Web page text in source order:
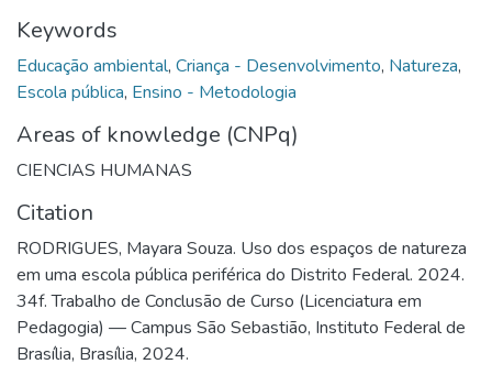
Keywords
Educação ambiental, Criança - Desenvolvimento, Natureza,
Escola pública, Ensino - Metodologia
Areas of knowledge (CNPq)
CIENCIAS HUMANAS
Citation
RODRIGUES, Mayara Souza. Uso dos espaços de natureza
em uma escola pública periférica do Distrito Federal. 2024.
34f. Trabalho de Conclusão de Curso (Licenciatura em
Pedagogia) — Campus São Sebastião, Instituto Federal de
Brasília, Brasília, 2024.